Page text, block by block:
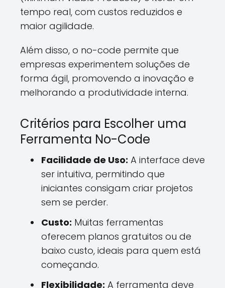
tempo real, com custos reduzidos e
maior agilidade.
Além disso, o no-code permite que
empresas experimentem soluções de
forma ágil, promovendo a inovação e
melhorando a produtividade interna.
Critérios para Escolher uma
Ferramenta No-Code
Facilidade de Uso: A interface deve
ser intuitiva, permitindo que
iniciantes consigam criar projetos
sem se perder.
Custo: Muitas ferramentas
oferecem planos gratuitos ou de
baixo custo, ideais para quem está
começando.
Flexibilidade: A ferramenta deve